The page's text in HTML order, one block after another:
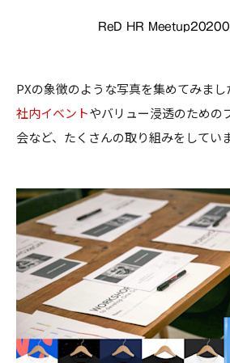
ReD HR
PXの象徴のような写真を集めてみま
社内イベントやバリュー浸透のための
会など、たくさんの取り組みをしてい